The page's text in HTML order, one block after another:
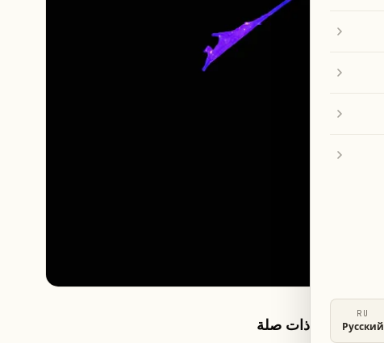
مقالات ذات صلة
RU
Русский